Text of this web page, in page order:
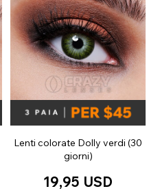
Lenti colorate Dolly verdi (30
giorni)
19,95 USD